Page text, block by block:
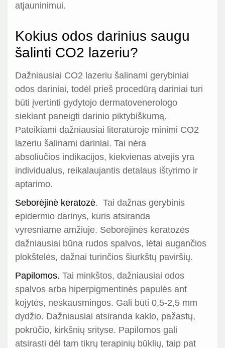
atjauninimui.
Kokius odos darinius saugu
šalinti CO2 lazeriu?
Dažniausiai CO2 lazeriu šalinami gerybiniai
odos dariniai, todėl prieš procedūrą dariniai turi
būti įvertinti gydytojo dermatovenerologo
siekiant paneigti darinio piktybiškumą.
Pateikiami dažniausiai literatūroje minimi CO2
lazeriu šalinami dariniai. Tai nėra
absoliučios indikacijos, kiekvienas atvejis yra
individualus, reikalaujantis detalaus ištyrimo ir
aptarimo.
Seborėjinė keratozė. Tai dažnas gerybinis
epidermio darinys, kuris atsiranda
vyresniame amžiuje. Seborėjinės keratozės
dažniausiai būna rudos spalvos, lėtai augančios
plokštelės, dažnai turinčios šiurkštų paviršių.
Papilomos. Tai minkštos, dažniausiai odos
spalvos arba hiperpigmentinės papulės ant
kojytės, neskausmingos. Gali būti 0,5-2,5 mm
dydžio. Dažniausiai atsiranda kaklo, pažastų,
pokrūčio, kirkšnių srityse. Papilomos gali
atsirasti dėl tam tikrų terapinių būklių, taip pat